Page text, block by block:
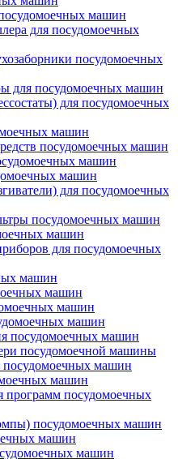
машин
для посудомоечных
посудомоечных
для посудомоечных машин
для посудомоечных
машин
посудомоечных машин
машин
машин
для посудомоечных
посудомоечных машин
машин
для посудомоечных
машин
машин
машин
машин
посудомоечных машин
посудомоечной машины
посудомоечных машин
машин
программ посудомоечных
посудомоечных машин
машин
машин